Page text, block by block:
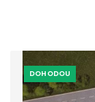
DOHODOU